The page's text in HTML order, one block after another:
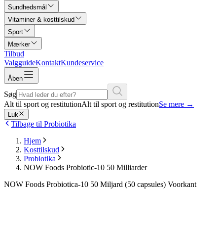
Sundhedsmål
Vitaminer & kosttilskud
Sport
Mærker
Tilbud
ValgguideKontaktKundeservice
Åben
Søg
Alt til sport og restitutionAlt til sport og restitutionSe mere →
Luk
Tilbage til Probiotika
Hjem
Kosttilskud
Probiotika
NOW Foods Probiotic-10 50 Milliarder
NOW Foods Probiotica-10 50 Miljard (50 capsules) Voorkant